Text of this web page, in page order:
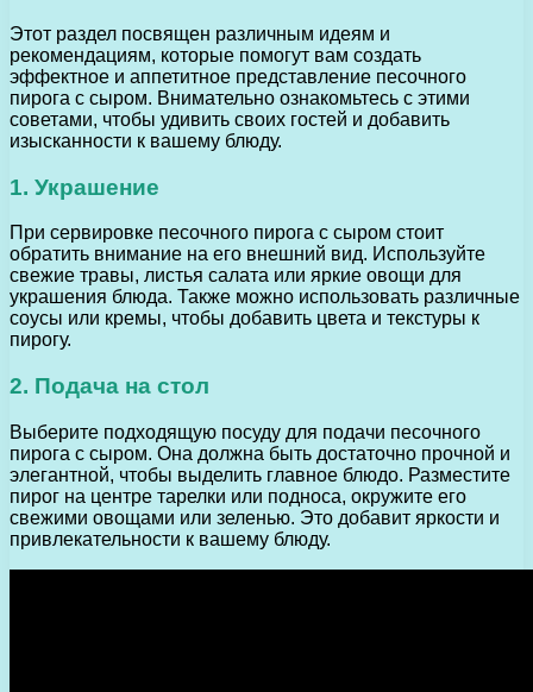
Этот раздел посвящен различным идеям и
рекомендациям, которые помогут вам создать
эффектное и аппетитное представление песочного
пирога с сыром. Внимательно ознакомьтесь с этими
советами, чтобы удивить своих гостей и добавить
изысканности к вашему блюду.
1. Украшение
При сервировке песочного пирога с сыром стоит
обратить внимание на его внешний вид. Используйте
свежие травы, листья салата или яркие овощи для
украшения блюда. Также можно использовать различные
соусы или кремы, чтобы добавить цвета и текстуры к
пирогу.
2. Подача на стол
Выберите подходящую посуду для подачи песочного
пирога с сыром. Она должна быть достаточно прочной и
элегантной, чтобы выделить главное блюдо. Разместите
пирог на центре тарелки или подноса, окружите его
свежими овощами или зеленью. Это добавит яркости и
привлекательности к вашему блюду.